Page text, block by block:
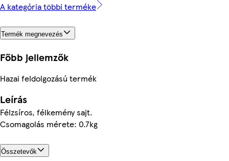
A kategória többi terméke
Termék megnevezés
Főbb jellemzők
Hazai feldolgozású termék
Leírás
Félzsíros, félkemény sajt.
Csomagolás mérete: 0.7kg
Összetevők